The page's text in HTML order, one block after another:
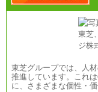
●基幹職
により
〈
〈大
〈
・専門
地によ
東芝グループでは、人
推進しています。これ
に、さまざまな個性・